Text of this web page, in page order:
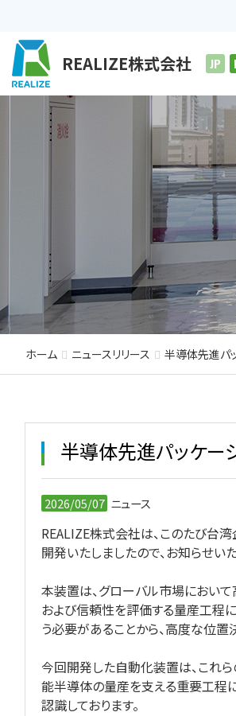
REALIZE株式会社 JP
事
ホーム ニュースリリース 半導体先進パ
半導体先進パッケー
2026/05/07 ニュース
REALIZE株式会社は、このたび台
開発いたしましたので、お知らせいた
本装置は、グローバル市場におい
および信頼性を評価する量産工程
う必要があることから、高度な位
今回開発した自動化装置は、これ
能半導体の量産を支える重要工程
認識しております。